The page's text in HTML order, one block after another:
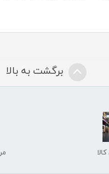
برگشت به بالا